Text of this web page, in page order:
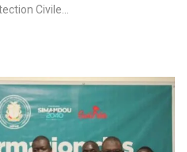
Civile…